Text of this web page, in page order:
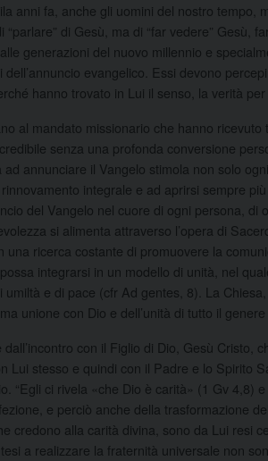
anni fa, anche gli uomini del nostro tempo,
di Gesù, ma di “far vedere” Gesù,
generazioni del nuovo millennio e
evangelico. Essi devono
hanno trovato in Lui il senso, la verità per
al mandato missionario che hanno ricevuto
senza una profonda conversione
annunciare il Vangelo stimola non solo
integrale e ad aprirsi sempre
del Vangelo nel cuore di ogni persona,
si alimenta attraverso l’opera di
una ricerca costante di promuovere la
integrarsi in un modello di unità, nel
e di pace (cfr Ad gentes, 8). La
unione con Dio e dell’unità di tutto il
con il Figlio di Dio, Gesù Cristo,
Lui stesso e quindi con il Padre e lo Spirito
“Egli ci rivela «che Dio è carità» (1 Gv 4,8)
e perciò anche della trasformazione
credono alla carità divina, sono da Lui resi
a realizzare la fraternità universale non